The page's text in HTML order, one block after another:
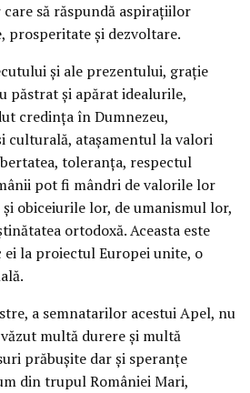
să răspundă aspiraţiilor
prosperitate şi dezvoltare.
şi ale prezentului, graţie
păstrat şi apărat idealurile,
credinţa în Dumnezeu,
culturală, ataşamentul la valori
toleranţa, respectul
pot fi mândri de valorile lor
obiceiurile lor, de umanismul lor,
ortodoxă. Aceasta este
ei la proiectul Europei unite, o
a semnatarilor acestui Apel, nu
multă durere şi multă
prăbuşite dar şi speranţe
din trupul României Mari,